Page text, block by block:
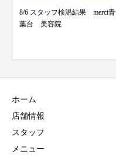
8/6 スタッフ検温結果 merci青
葉台 美容院
ホーム
店舗情報
スタッフ
メニュー